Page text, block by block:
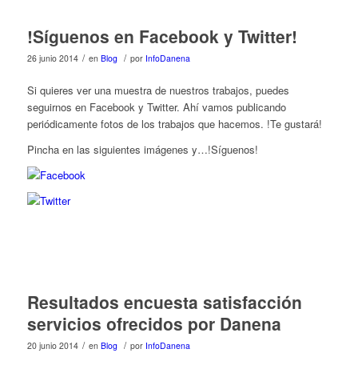
!Síguenos en Facebook y Twitter!
26 junio 2014 / en Blog / por InfoDanena
Si quieres ver una muestra de nuestros trabajos, puedes
seguirnos en Facebook y Twitter. Ahí vamos publicando
periódicamente fotos de los trabajos que hacemos. !Te gustará!
Pincha en las siguientes imágenes y…!Síguenos!
Resultados encuesta satisfacción
servicios ofrecidos por Danena
20 junio 2014 / en Blog / por InfoDanena